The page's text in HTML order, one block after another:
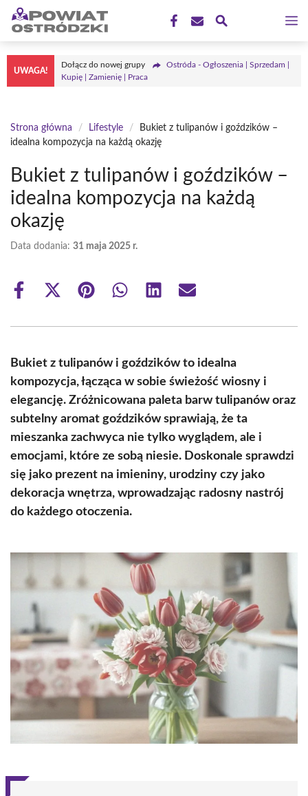
Przejdź
treści
UWAGA!
Dołącz do nowej grupy
Ostróda - Ogłoszenia | Sprzedam |
Kupię | Zamienię | Praca
Strona główna / Lifestyle /
Bukiet z tulipanów i goździków –
idealna kompozycja na każdą okazję
Bukiet z tulipanów i goździków –
idealna kompozycja na każdą
okazję
Data dodania: 31 maja 2025 r.
Share
Share
(Twitter)
Share Share Share Share
Bukiet z tulipanów i goździków to idealna
kompozycja, łącząca w sobie świeżość wiosny i
elegancję. Zróżnicowana paleta barw tulipanów oraz
subtelny aromat goździków sprawiają, że ta
mieszanka zachwyca nie tylko wyglądem, ale i
emocjami, które ze sobą niesie. Doskonale sprawdzi
się jako prezent na imieniny, urodziny czy jako
dekoracja wnętrza, wprowadzając radosny nastrój
do każdego otoczenia.